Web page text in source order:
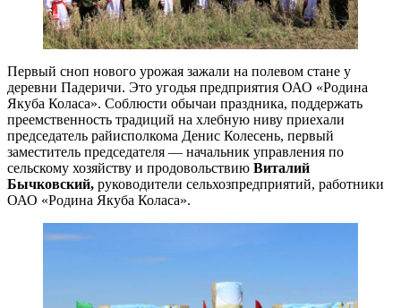
Первый сноп нового урожая зажали на полевом стане у
деревни Падеричи. Это угодья предприятия ОАО «Родина
Якуба Коласа». Соблюсти обычаи праздника, поддержать
преемственность традиций на хлебную ниву приехали
председатель райисполкома Денис Колесень, первый
заместитель председателя — начальник управления по
сельскому хозяйству и продовольствию Виталий
Бычковский, руководители сельхозпредприятий, работники
ОАО «Родина Якуба Коласа».